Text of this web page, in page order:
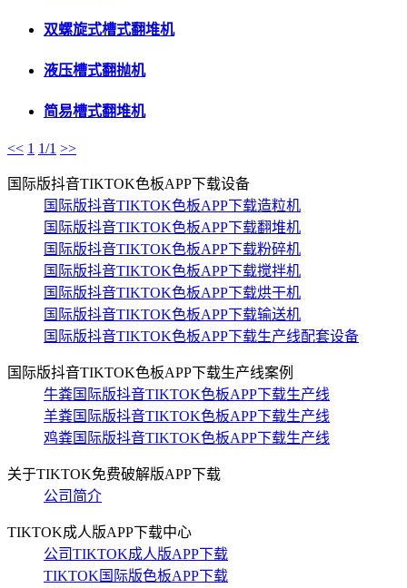
双螺旋式槽式翻堆机
液压槽式翻抛机
简易槽式翻堆机
<< 1 1/1 >>
国际版抖音TIKTOK色板APP下载设备
国际版抖音TIKTOK色板APP下载造粒机
国际版抖音TIKTOK色板APP下载翻堆机
国际版抖音TIKTOK色板APP下载粉碎机
国际版抖音TIKTOK色板APP下载搅拌机
国际版抖音TIKTOK色板APP下载烘干机
国际版抖音TIKTOK色板APP下载输送机
国际版抖音TIKTOK色板APP下载生产线配套设备
国际版抖音TIKTOK色板APP下载生产线案例
牛粪国际版抖音TIKTOK色板APP下载生产线
羊粪国际版抖音TIKTOK色板APP下载生产线
鸡粪国际版抖音TIKTOK色板APP下载生产线
关于TIKTOK免费破解版APP下载
公司简介
TIKTOK成人版APP下载中心
公司TIKTOK成人版APP下载
TIKTOK国际版色板APP下载